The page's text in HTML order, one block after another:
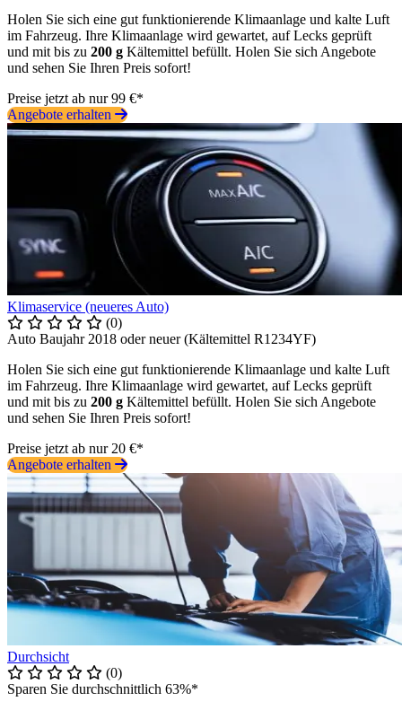
Holen Sie sich eine gut funktionierende Klimaanlage und kalte Luft
im Fahrzeug. Ihre Klimaanlage wird gewartet, auf Lecks geprüft
und mit bis zu 200 g Kältemittel befüllt. Holen Sie sich Angebote
und sehen Sie Ihren Preis sofort!
Preise jetzt ab nur 99 €*
Angebote erhalten
Klimaservice (neueres Auto)
(0)
Auto Baujahr 2018 oder neuer (Kältemittel R1234YF)
Holen Sie sich eine gut funktionierende Klimaanlage und kalte Luft
im Fahrzeug. Ihre Klimaanlage wird gewartet, auf Lecks geprüft
und mit bis zu 200 g Kältemittel befüllt. Holen Sie sich Angebote
und sehen Sie Ihren Preis sofort!
Preise jetzt ab nur 20 €*
Angebote erhalten
Durchsicht
(0)
Sparen Sie durchschnittlich 63%*